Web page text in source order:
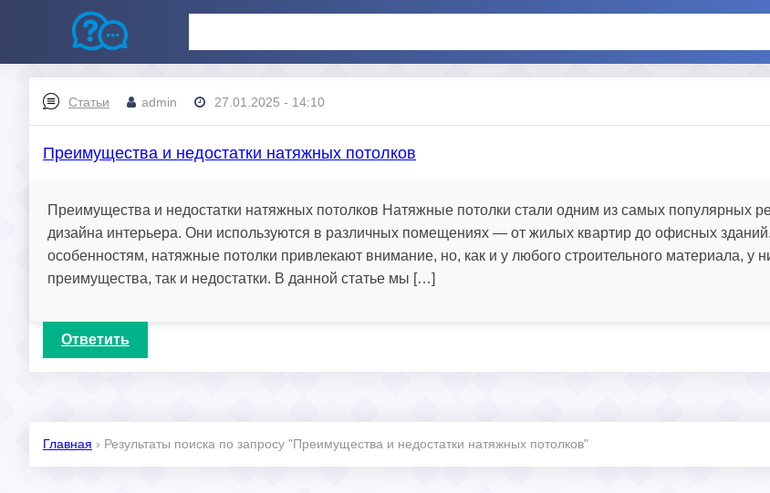
Статьи admin 27.01.2025 - 14:10
Преимущества и недостатки натяжных потолков
Преимущества и недостатки натяжных потолков Натяжные потолки стали одним из самых популярных
дизайна интерьера. Они используются в различных помещениях — от жилых квартир до офисных
особенностям, натяжные потолки привлекают внимание, но, как и у любого строительного материала, у
преимущества, так и недостатки. В данной статье мы […]
Ответить
Главная › Результаты поиска по запросу "Преимущества и недостатки натяжных потолков"